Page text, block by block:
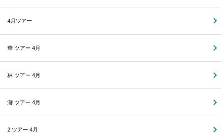
4月ツアー
華 ツアー 4月
林 ツアー 4月
瀞 ツアー 4月
2 ツアー 4月